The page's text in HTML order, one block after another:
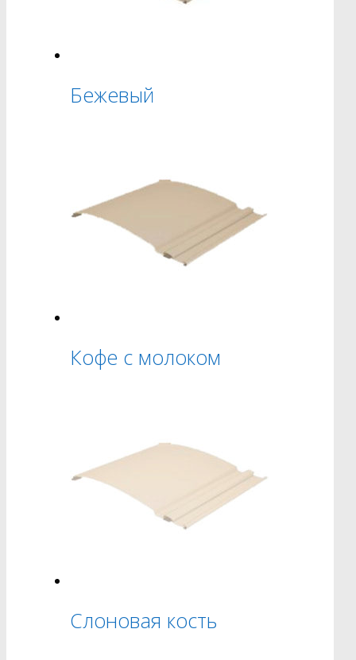
Бежевый
Кофе с молоком
Слоновая кость